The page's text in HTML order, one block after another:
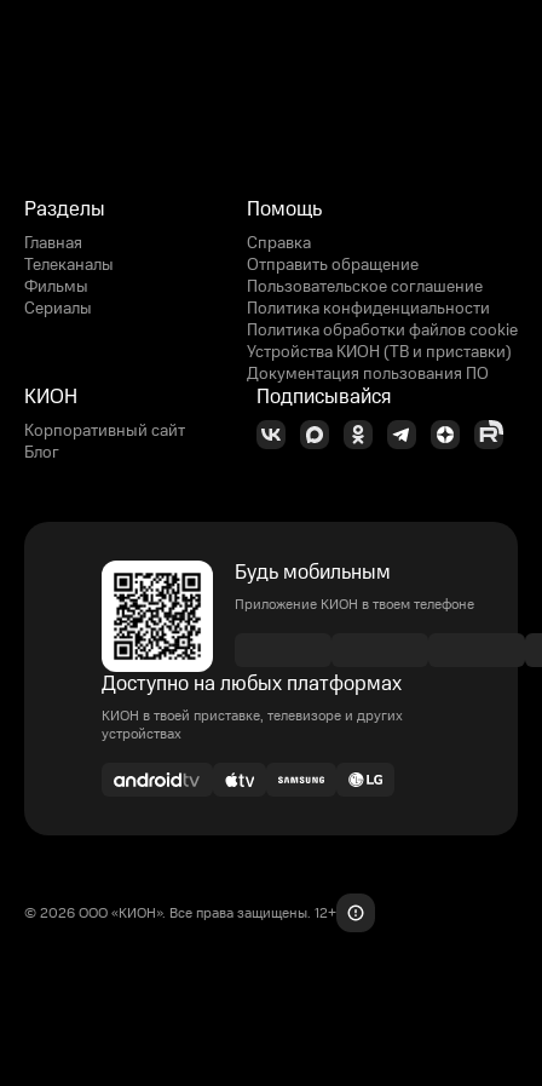
Разделы
Главная
Телеканалы
Фильмы
Сериалы
Помощь
Справка
Отправить обращение
Пользовательское соглашение
Политика конфиденциальности
Политика обработки файлов cookie
Устройства КИОН (ТВ и приставки)
Документация пользования ПО
КИОН
Корпоративный сайт
Блог
Подписывайся
Будь мобильным
Приложение КИОН в твоем телефоне
Доступно на любых платформах
КИОН в твоей приставке, телевизоре и других
устройствах
© 2026 ООО «КИОН». Все права защищены. 12+